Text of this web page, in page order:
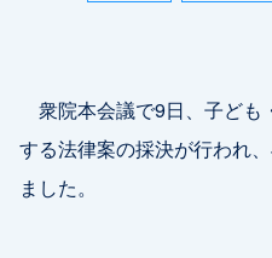
衆院本会議で9日、子ども
する法律案の採決が行われ
ました。